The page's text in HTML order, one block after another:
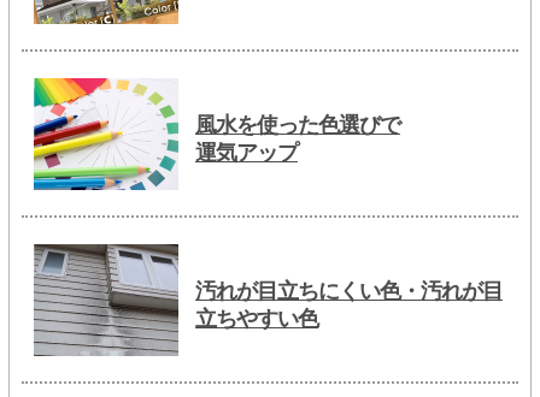
風水を使った色選びで
運気アップ
汚れが目立ちにくい色・汚れが目
立ちやすい色